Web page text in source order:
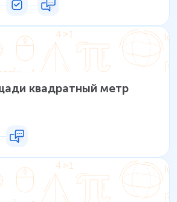
квадратный метр